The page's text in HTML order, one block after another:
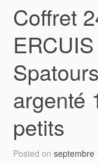
Coffret
argenté
petits
Posted onseptembre